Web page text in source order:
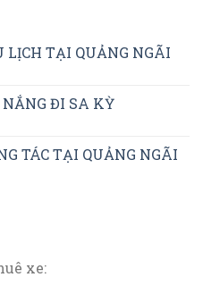
LỊCH TẠI QUẢNG NGÃI
ĐI SA KỲ
TÁC TẠI QUẢNG NGÃI
xe: